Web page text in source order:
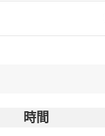
時間